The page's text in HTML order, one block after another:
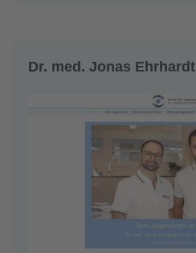
Dr. med. Jonas Ehrhardt